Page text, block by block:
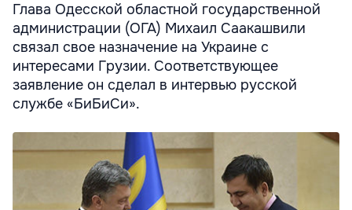
Глава Одесской областной государственной
администрации (ОГА) Михаил Саакашвили
связал свое назначение на Украине с
интересами Грузии. Соответствующее
заявление он сделал в интервью русской
службе «БиБиСи».